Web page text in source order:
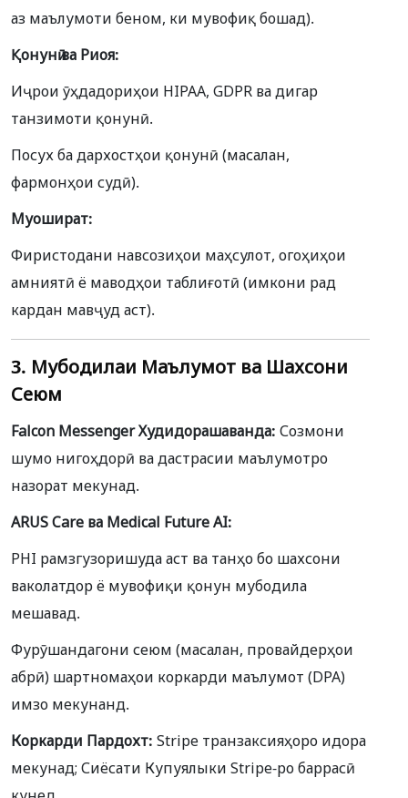
аз маълумоти беном, ки мувофиқ бошад).
Қонунӣ ва Риоя:
Иҷрои ӯҳдадориҳои HIPAA, GDPR ва дигар
танзимоти қонунӣ.
Посух ба дархостҳои қонунӣ (масалан,
фармонҳои судӣ).
Муошират:
Фиристодани навсозиҳои маҳсулот, огоҳиҳои
амниятӣ ё маводҳои таблиғотӣ (имкони рад
кардан мавҷуд аст).
3. Мубодилаи Маълумот ва Шахсони
Сеюм
Falcon Messenger Худидорашаванда:Созмони
шумо нигоҳдорӣ ва дастрасии маълумотро
назорат мекунад.
ARUS Care ва Medical Future AI:
PHI рамзгузоришуда аст ва танҳо бо шахсони
ваколатдор ё мувофиқи қонун мубодила
мешавад.
Фурӯшандагони сеюм (масалан, провайдерҳои
абрӣ) шартномаҳои коркарди маълумот (DPA)
имзо мекунанд.
Коркарди Пардохт:Stripe транзаксияҳоро идора
мекунад; Сиёсати Купуялыки Stripe-ро баррасӣ